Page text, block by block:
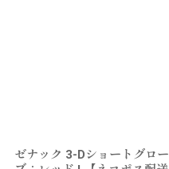
ゼナック 3-Dショートグロー